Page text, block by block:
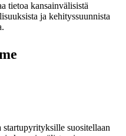
tietoa kansainvälisistä
ja kehityssuunnista
suositellaan